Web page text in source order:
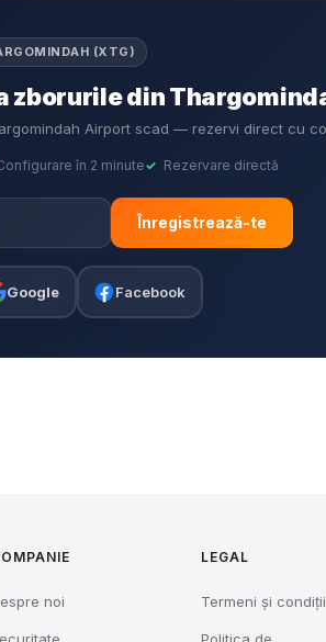
(XTG)
zborurile din
Airport scad — rezervi direct cu
în 2 minute✓ Rezervare directă
Înregistrează-te
Google Facebook
noi
LEGAL
Termeni și condiții